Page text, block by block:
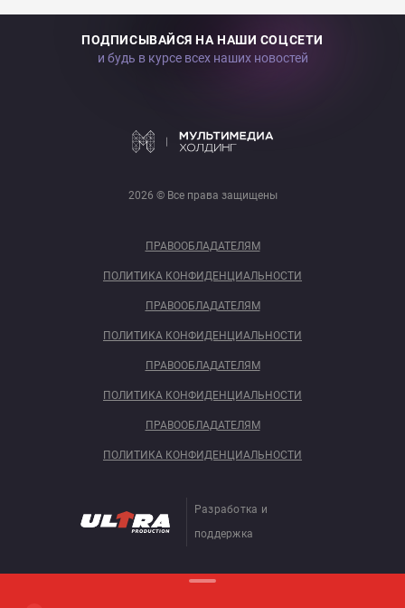
ПОДПИСЫВАЙСЯ НА НАШИ СОЦСЕТИ
и будь в курсе всех наших новостей
2026 © Все права защищены
ПРАВООБЛАДАТЕЛЯМ
ПОЛИТИКА КОНФИДЕНЦИАЛЬНОСТИ
ПРАВООБЛАДАТЕЛЯМ
ПОЛИТИКА КОНФИДЕНЦИАЛЬНОСТИ
ПРАВООБЛАДАТЕЛЯМ
ПОЛИТИКА КОНФИДЕНЦИАЛЬНОСТИ
ПРАВООБЛАДАТЕЛЯМ
ПОЛИТИКА КОНФИДЕНЦИАЛЬНОСТИ
Разработка и
поддержка